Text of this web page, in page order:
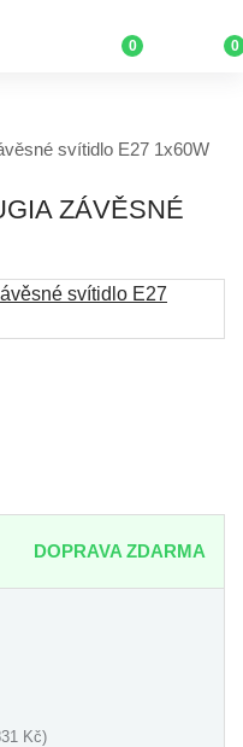
0 0
svítidlo E27 1x60W
ZÁVĚSNÉ
DOPRAVA ZDARMA
Kč)